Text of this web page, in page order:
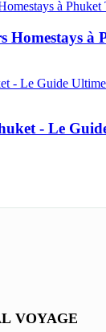
Homestays à
- Le
VOYAGE